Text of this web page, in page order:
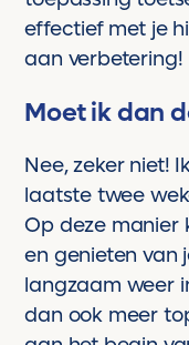
effectief met je
aan verbetering!
Moet ik dan
Nee, zeker niet!
laatste twee
Op deze manier
en genieten van
langzaam weer
dan ook meer